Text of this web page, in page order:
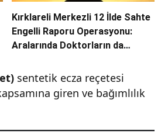
Kırklareli Merkezli 12 İlde Sahte
Engelli Raporu Operasyonu:
Aralarında Doktorların da
sentetik ecza reçetesi
giren ve bağımlılık